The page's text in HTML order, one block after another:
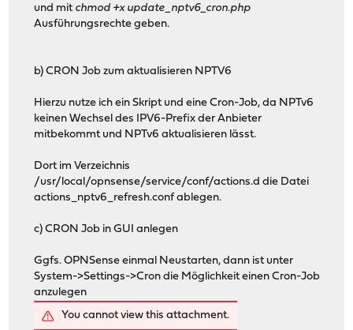
und mit chmod +x update_nptv6_cron.php
Ausführungsrechte geben.
b) CRON Job zum aktualisieren NPTV6
Hierzu nutze ich ein Skript und eine Cron-Job, da NPTv6
keinen Wechsel des IPV6-Prefix der Anbieter
mitbekommt und NPTv6 aktualisieren lässt.
Dort im Verzeichnis
/usr/local/opnsense/service/conf/actions.d die Datei
actions_nptv6_refresh.conf ablegen.
c) CRON Job in GUI anlegen
Ggfs. OPNSense einmal Neustarten, dann ist unter
System->Settings->Cron die Möglichkeit einen Cron-Job
anzulegen
You cannot view this attachment.